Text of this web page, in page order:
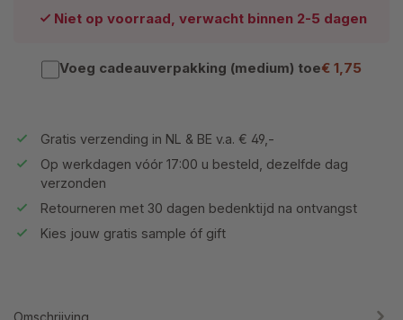
Niet op voorraad, verwacht binnen 2-5 dagen
Voeg cadeauverpakking (medium) toe€ 1,75
Gratis verzending in NL & BE v.a. € 49,-
Op werkdagen vóór 17:00 u besteld, dezelfde dag
verzonden
Retourneren met 30 dagen bedenktijd na ontvangst
Kies jouw gratis sample óf gift
Omschrijving